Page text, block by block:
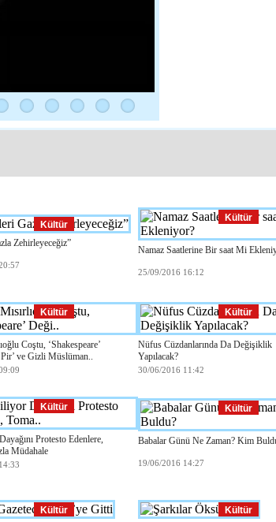
Kültür
Zehirleyeceğiz”
Kültür
Namaz Saatlerine Bir saat Mi
25/09/2016 16:12
Kültür
Coştu, ‘Shakespeare’
ve Gizli Müslüman..
Kültür
Nüfus Cüzdanlarında Da Değişiklik
Yapılacak?
30/06/2016 11:42
Kültür
Protesto Edenlere,
Müdahale
Kültür
Babalar Günü Ne Zaman? Kim
19/06/2016 14:27
Kültür
Kültür